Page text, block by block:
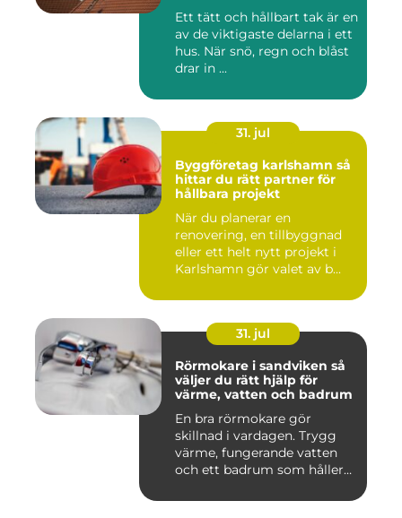
Ett tätt och hållbart tak är en
av de viktigaste delarna i ett
hus. När snö, regn och blåst
drar in ...
31. jul
Byggföretag karlshamn så
hittar du rätt partner för
hållbara projekt
När du planerar en
renovering, en tillbyggnad
eller ett helt nytt projekt i
Karlshamn gör valet av b...
31. jul
Rörmokare i sandviken så
väljer du rätt hjälp för
värme, vatten och badrum
En bra rörmokare gör
skillnad i vardagen. Trygg
värme, fungerande vatten
och ett badrum som håller